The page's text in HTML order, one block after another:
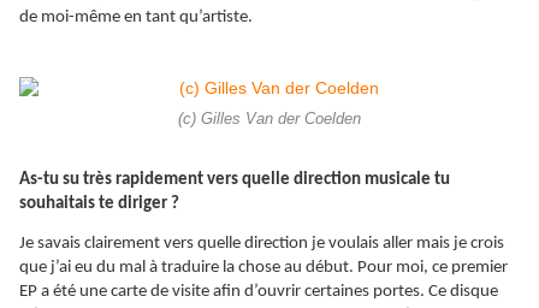
de moi-même en tant qu’artiste.
(c) Gilles Van der Coelden
As-tu su très rapidement vers quelle direction musicale tu
souhaitais te diriger ?
Je savais clairement vers quelle direction je voulais aller mais je crois
que j’ai eu du mal à traduire la chose au début. Pour moi, ce premier
EP a été une carte de visite afin d’ouvrir certaines portes. Ce disque